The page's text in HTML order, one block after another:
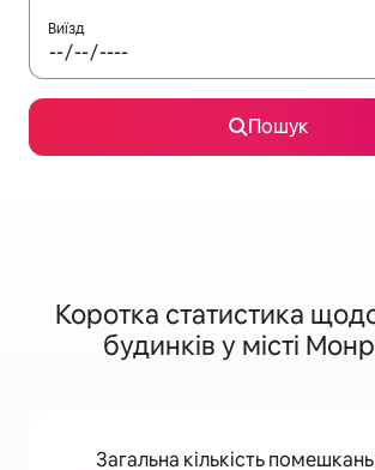
Виїзд
Пошук
Коротка статистика
будинків у місті
Загальна кількість